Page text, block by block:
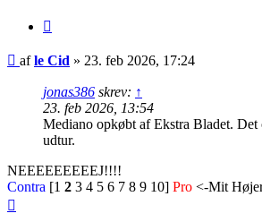
Indlæg
afle Cid » 23. feb 2026, 17:24
jonas386 skrev: ↑
23. feb 2026, 13:54
Mediano opkøbt af Ekstra Bladet. Det
udtur.
NEEEEEEEEEJ!!!!
Contra [1 2 3 4 5 6 7 8 9 10] Pro <-Mit